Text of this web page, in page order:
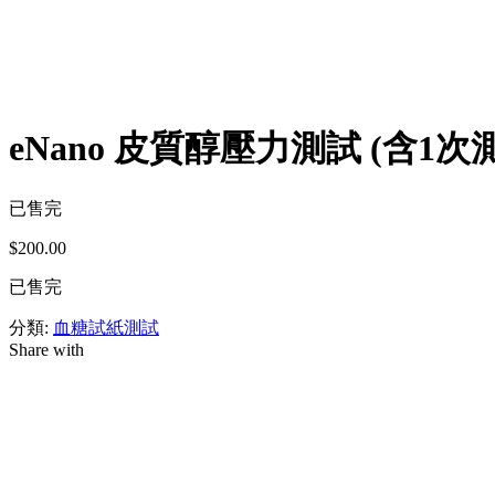
eNano 皮質醇壓力測試 (含1次
已售完
$200.00
已售完
分類: 血糖試紙測試
Share with